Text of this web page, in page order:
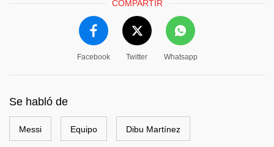
COMPARTIR
Facebook Twitter Whatsapp
Se habló de
Messi Equipo Dibu Martínez